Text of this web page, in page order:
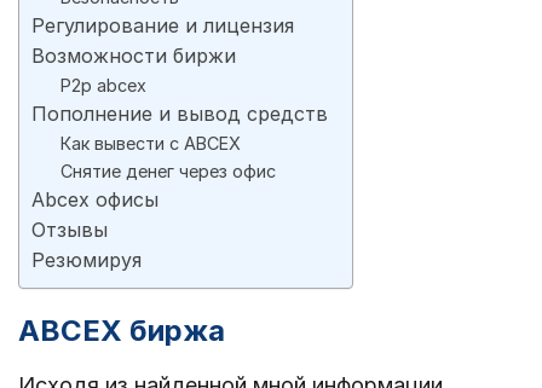
Регулирование и лицензия
Возможности биржи
P2p abcex
Пополнение и вывод средств
Как вывести с ABCEX
Снятие денег через офис
Abcex офисы
Отзывы
Резюмируя
ABCEX биржа